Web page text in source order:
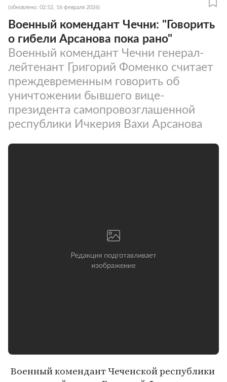
(обновлено: 02:52, 16 февраля 2026)
Военный комендант Чечни: "Говорить
о гибели Арсанова пока рано"
Военный комендант Чечни генерал-
лейтенант Григорий Фоменко считает
преждевременным говорить об
уничтожении бывшего вице-
президента самопровозглашенной
республики Ичкерия Вахи Арсанова
Военный комендант Чеченской республики